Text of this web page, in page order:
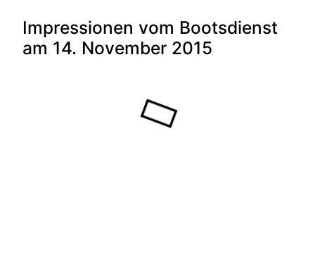
Impressionen vom Bootsdienst
am 14. November 2015